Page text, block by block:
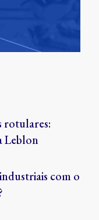
rotulares:
Leblon
com o